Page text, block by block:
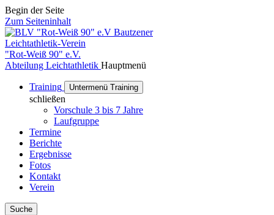
Begin der Seite
Zum Seiteninhalt
Bautzener
Leichtathletik-Verein
"Rot-Weiß 90" e.V.
Abteilung Leichtathletik Hauptmenü
Training Untermenü Training
schließen
Vorschule 3 bis 7 Jahre
Laufgruppe
Termine
Berichte
Ergebnisse
Fotos
Kontakt
Verein
Suche